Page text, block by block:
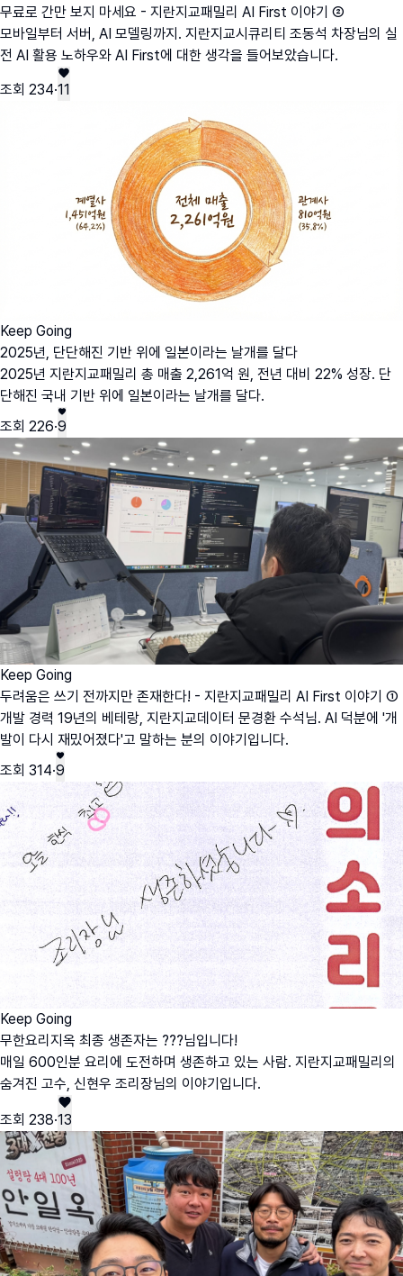
무료로 간만 보지 마세요 - 지란지교패밀리 AI First 이야기 ②
모바일부터 서버, AI 모델링까지. 지란지교시큐리티 조동석 차장님의 실
전 AI 활용 노하우와 AI First에 대한 생각을 들어보았습니다.
조회 234·11
Keep Going
2025년, 단단해진 기반 위에 일본이라는 날개를 달다
2025년 지란지교패밀리 총 매출 2,261억 원, 전년 대비 22% 성장. 단
단해진 국내 기반 위에 일본이라는 날개를 달다.
조회 226·9
Keep Going
두려움은 쓰기 전까지만 존재한다! - 지란지교패밀리 AI First 이야기 ①
개발 경력 19년의 베테랑, 지란지교데이터 문경환 수석님. AI 덕분에 '개
발이 다시 재밌어졌다'고 말하는 분의 이야기입니다.
조회 314·9
Keep Going
무한요리지옥 최종 생존자는 ???님입니다!
매일 600인분 요리에 도전하며 생존하고 있는 사람. 지란지교패밀리의
숨겨진 고수, 신현우 조리장님의 이야기입니다.
조회 238·13